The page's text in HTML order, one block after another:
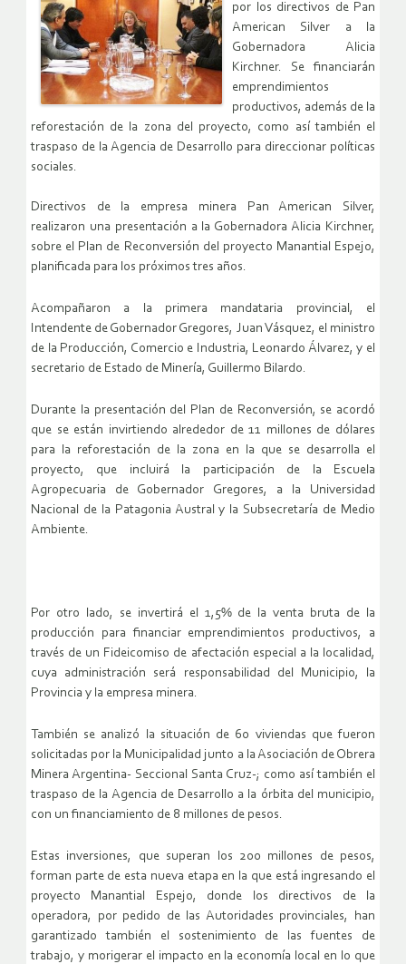
por los directivos de Pan
American Silver a la
Gobernadora Alicia
Kirchner. Se financiarán
emprendimientos
productivos, además de la
reforestación de la zona del proyecto, como así también el
traspaso de la Agencia de Desarrollo para direccionar políticas
sociales.
Directivos de la empresa minera Pan American Silver,
realizaron una presentación a la Gobernadora Alicia Kirchner,
sobre el Plan de Reconversión del proyecto Manantial Espejo,
planificada para los próximos tres años.
Acompañaron a la primera mandataria provincial, el
Intendente de Gobernador Gregores, Juan Vásquez, el ministro
de la Producción, Comercio e Industria, Leonardo Álvarez, y el
secretario de Estado de Minería, Guillermo Bilardo.
Durante la presentación del Plan de Reconversión, se acordó
que se están invirtiendo alrededor de 11 millones de dólares
para la reforestación de la zona en la que se desarrolla el
proyecto, que incluirá la participación de la Escuela
Agropecuaria de Gobernador Gregores, a la Universidad
Nacional de la Patagonia Austral y la Subsecretaría de Medio
Ambiente.
Por otro lado, se invertirá el 1,5% de la venta bruta de la
producción para financiar emprendimientos productivos, a
través de un Fideicomiso de afectación especial a la localidad,
cuya administración será responsabilidad del Municipio, la
Provincia y la empresa minera.
También se analizó la situación de 60 viviendas que fueron
solicitadas por la Municipalidad junto a la Asociación de Obrera
Minera Argentina- Seccional Santa Cruz-; como así también el
traspaso de la Agencia de Desarrollo a la órbita del municipio,
con un financiamiento de 8 millones de pesos.
Estas inversiones, que superan los 200 millones de pesos,
forman parte de esta nueva etapa en la que está ingresando el
proyecto Manantial Espejo, donde los directivos de la
operadora, por pedido de las Autoridades provinciales, han
garantizado también el sostenimiento de las fuentes de
trabajo, y morigerar el impacto en la economía local en lo que